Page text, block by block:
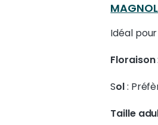
Idéal
Floraison
Sol:
Taille